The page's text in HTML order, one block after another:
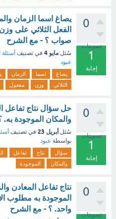
0
تصويتات
1
إجابة
يصاغ اسما الزمان
الفعل الثلاثي على
صواب ؟ - مع الشرح
سُئل مايو 4 في تصنيف أسئلة
عبود
يصاغ اسما الزمان
الثلاثي
وزن مفعول
0
تصويتات
1
إجابة
حل سؤال نتاج تفاعل
والمكان الموجودة
سُئل أبريل 23 في تصنيف
بواسطة عبود
سؤال نتاج تفاعل
والمكان
الموجودة
0
تصويتات
نتاج تفاعل المعادن
الموجودة به مطلوب
واحد. ؟ - مع الشرح